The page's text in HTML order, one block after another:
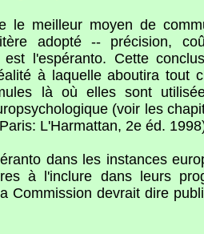
le meilleur moyen de
adopté -- précision,
l'espéranto. Cette
à laquelle aboutira tout
là où elles sont
(voir les
L'Harmattan, 2e éd.
dans les instances
à l'inclure dans leurs
Commission devrait dire